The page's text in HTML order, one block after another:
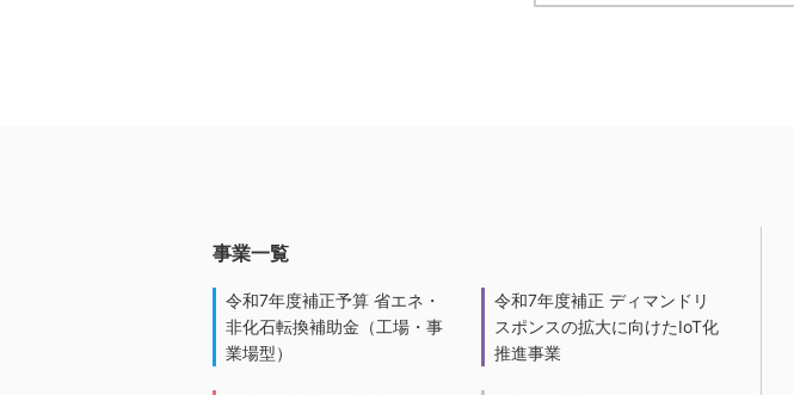
事業一覧
令和7年度補正予算 省エネ・
非化石転換補助金（工場・事
業場型）
令和7年度補正 ディマンドリ
スポンスの拡大に向けたIoT化
推進事業